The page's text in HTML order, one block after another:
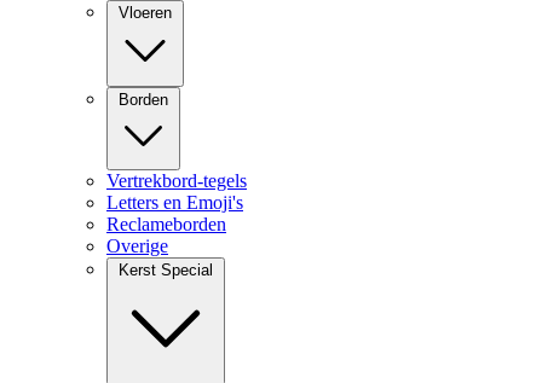
Vloeren
Borden
Vertrekbord-tegels
Letters en Emoji's
Reclameborden
Overige
Kerst Special